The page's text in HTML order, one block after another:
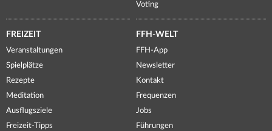
Voting
FREIZEIT
Veranstaltungen
Spielplätze
Rezepte
Meditation
Ausflugsziele
Freizeit-Tipps
FFH-WELT
FFH-App
Newsletter
Kontakt
Frequenzen
Jobs
Führungen